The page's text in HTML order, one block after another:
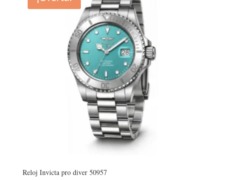
Reloj Invicta pro diver 50957